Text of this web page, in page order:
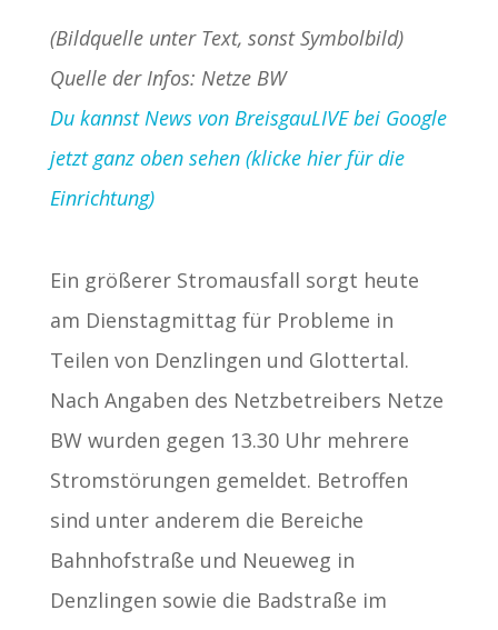
(Bildquelle unter Text, sonst Symbolbild)
Quelle der Infos: Netze BW
Du kannst News von BreisgauLIVE bei Google
jetzt ganz oben sehen (klicke hier für die
Einrichtung)
Ein größerer Stromausfall sorgt heute
am Dienstagmittag für Probleme in
Teilen von Denzlingen und Glottertal.
Nach Angaben des Netzbetreibers Netze
BW wurden gegen 13.30 Uhr mehrere
Stromstörungen gemeldet. Betroffen
sind unter anderem die Bereiche
Bahnhofstraße und Neueweg in
Denzlingen sowie die Badstraße im